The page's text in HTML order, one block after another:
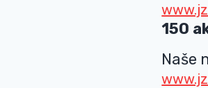
150
Naše